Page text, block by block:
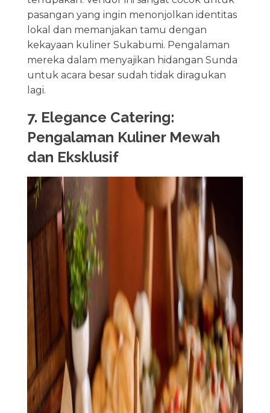
pasangan yang ingin menonjolkan identitas
lokal dan memanjakan tamu dengan
kekayaan kuliner Sukabumi. Pengalaman
mereka dalam menyajikan hidangan Sunda
untuk acara besar sudah tidak diragukan
lagi.
7. Elegance Catering:
Pengalaman Kuliner Mewah
dan Eksklusif